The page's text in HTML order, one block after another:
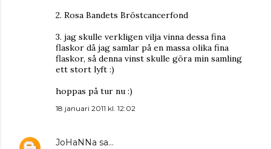
2. Rosa Bandets Bröstcancerfond
3. jag skulle verkligen vilja vinna dessa fina
flaskor då jag samlar på en massa olika fina
flaskor, så denna vinst skulle göra min samling
ett stort lyft :)
hoppas på tur nu :)
18 januari 2011 kl. 12:02
JoHaNNa sa…